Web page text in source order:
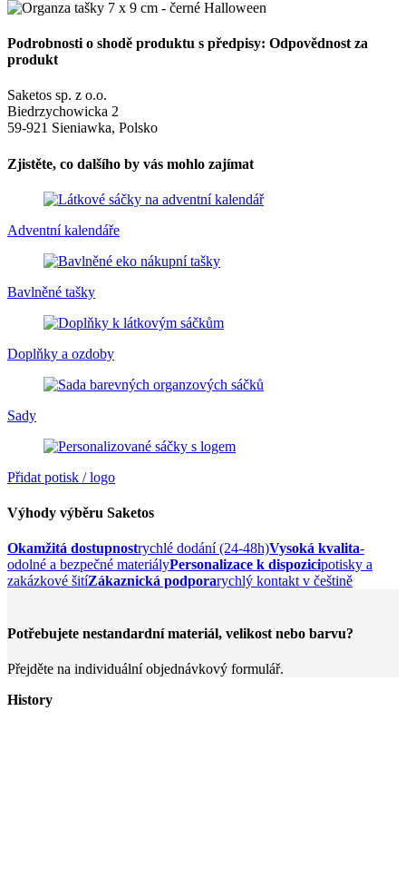
Podrobnosti o shodě produktu s předpisy: Odpovědnost za
produkt
Saketos sp. z o.o.
Biedrzychowicka 2
59-921 Sieniawka, Polsko
Zjistěte, co dalšího by vás mohlo zajímat
Adventní kalendáře
Bavlněné tašky
Doplňky a ozdoby
Sady
Přidat potisk / logo
Výhody výběru Saketos
Okamžitá dostupnostrychlé dodání (24-48h)Vysoká kvalita-
odolné a bezpečné materiályPersonalizace k dispozicipotisky a
zakázkové šitíZákaznická podporarychlý kontakt v češtině
Potřebujete nestandardní materiál, velikost nebo barvu?
Přejděte na individuální objednávkový formulář.
History